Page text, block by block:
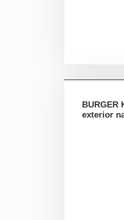
BURGER
exterior